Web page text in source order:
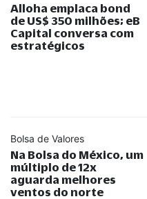
Alloha emplaca bond
de US$ 350 milhões; eB
Capital conversa com
estratégicos
Bolsa de Valores
Na Bolsa do México, um
múltiplo de 12x
aguarda melhores
ventos do norte